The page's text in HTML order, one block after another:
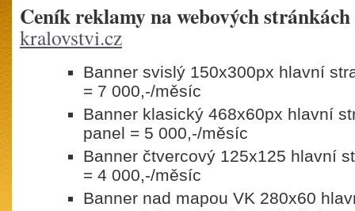
Ceník reklamy na webových stránkách
kralovstvi.cz
Banner svislý 150x300px hlavní
= 7 000,-/měsíc
Banner klasický 468x60px hlavní
panel = 5 000,-/měsíc
Banner čtvercový 125x125 hlavní
= 4 000,-/měsíc
Banner nad mapou VK 280x60